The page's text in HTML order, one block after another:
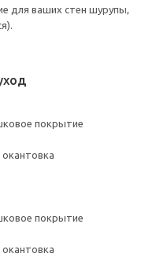
для ваших стен шурупы,
покрытие
покрытие